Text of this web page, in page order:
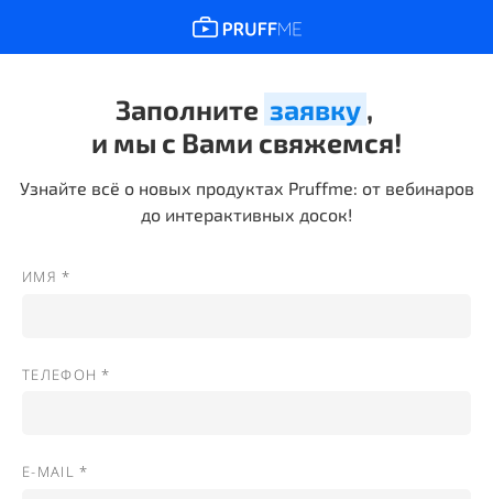
Заполните заявку ,
и мы с Вами свяжемся!
Узнайте всё о новых продуктах Pruffme: от вебинаров
до интерактивных досок!
ИМЯ *
ТЕЛЕФОН *
E-MAIL *